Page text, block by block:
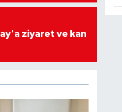
ziyaret ve kan